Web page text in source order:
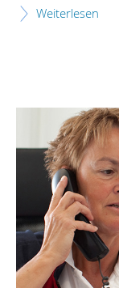
Weiterlesen